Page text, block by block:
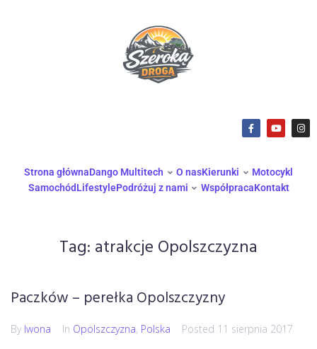
Strona głównaDango Multitech O nasKierunki
Motocykl
SamochódLifestylePodróżuj z nami WspółpracaKontakt
Tag: atrakcje Opolszczyzna
Paczków – perełka Opolszczyzny
By Iwona In Opolszczyzna, Polska Posted 11 sierpnia 2017